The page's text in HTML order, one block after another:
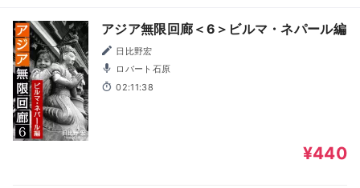
アジア無限回廊＜6＞ビルマ・ネパール編
日比野宏
ロバート石原
02:11:38
¥440